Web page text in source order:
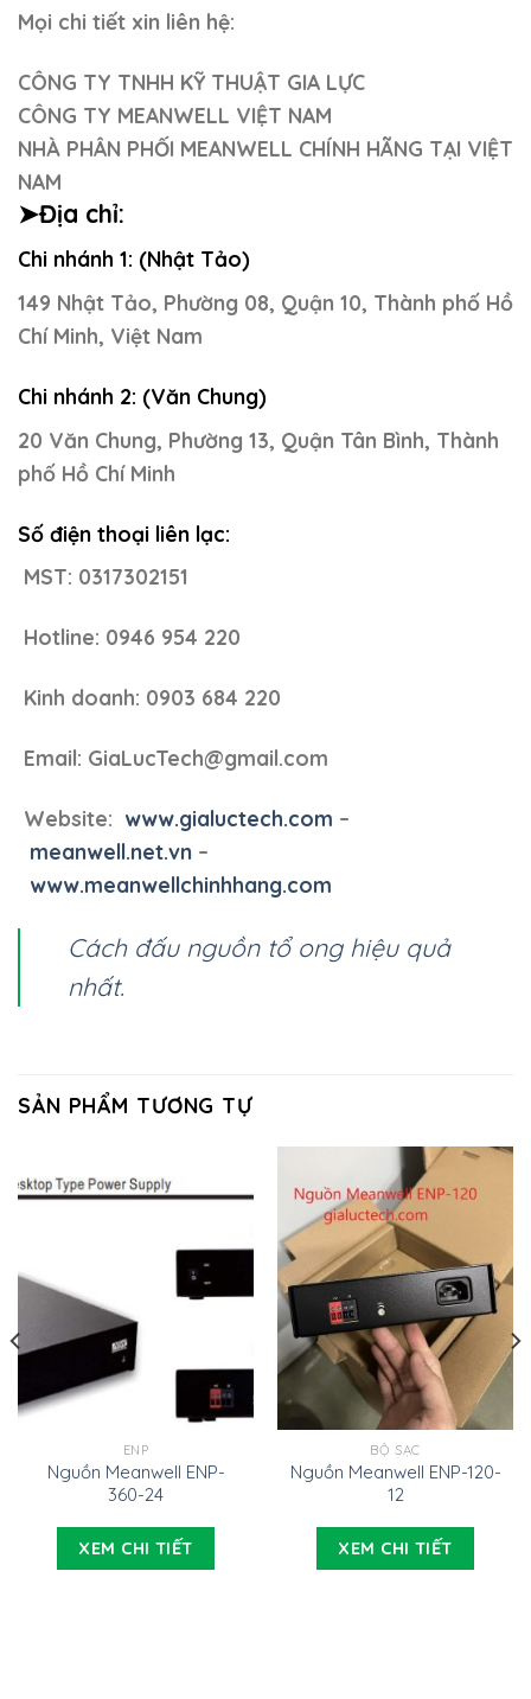
Mọi chi tiết xin liên hệ:
CÔNG TY TNHH KỸ THUẬT GIA LỰC
CÔNG TY MEANWELL VIỆT NAM
NHÀ PHÂN PHỐI MEANWELL CHÍNH HÃNG TẠI VIỆT
NAM
➤Địa chỉ:
Chi nhánh 1: (Nhật Tảo)
149 Nhật Tảo, Phường 08, Quận 10, Thành phố Hồ
Chí Minh, Việt Nam
Chi nhánh 2: (Văn Chung)
20 Văn Chung, Phường 13, Quận Tân Bình, Thành
phố Hồ Chí Minh
Số điện thoại liên lạc:
MST: 0317302151
Hotline: 0946 954 220
Kinh doanh: 0903 684 220
Email: GiaLucTech@gmail.com
Website: www.gialuctech.com –
meanwell.net.vn –
www.meanwellchinhhang.com
Cách đấu nguồn tổ ong hiệu quả
nhất.
SẢN PHẨM TƯƠNG TỰ
ENP
Nguồn Meanwell ENP-
360-24
XEM CHI TIẾT
BỘ SẠC
Nguồn Meanwell ENP-120-
12
XEM CHI TIẾT